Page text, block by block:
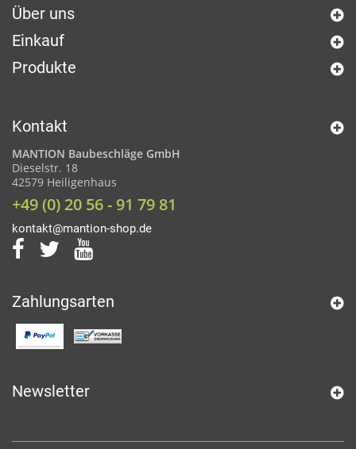
Über uns
Einkauf
Produkte
Kontakt
MANTION Baubeschläge GmbH
Dieselstr. 18
42579 Heiligenhaus
+49 (0) 20 56 - 91 79 81
kontakt@mantion-shop.de
Zahlungsarten
Newsletter